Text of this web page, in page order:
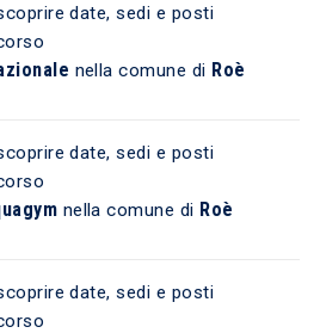
date, sedi e posti
nella comune di Roè
date, sedi e posti
nella comune di Roè
date, sedi e posti